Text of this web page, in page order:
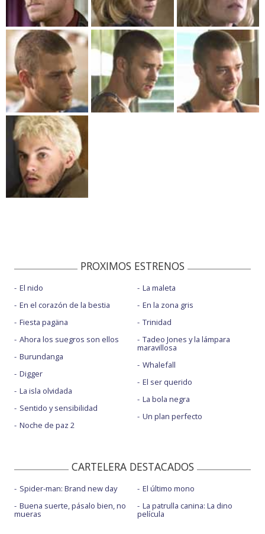
PROXIMOS ESTRENOS
El nido
En el corazón de la bestia
Fiesta pagäna
Ahora los suegros son ellos
Burundanga
Digger
La isla olvidada
Sentido y sensibilidad
Noche de paz 2
La maleta
En la zona gris
Trinidad
Tadeo Jones y la lámpara
maravillosa
Whalefall
El ser querido
La bola negra
Un plan perfecto
CARTELERA DESTACADOS
Spider-man: Brand new day
Buena suerte, pásalo bien, no
mueras
El último mono
La patrulla canina: La dino
película